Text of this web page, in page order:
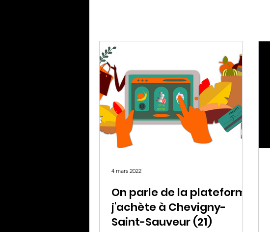
On parle de la plateforme
j'achète à Chevigny-
Saint-Sauveur (21)
4 mars 2022